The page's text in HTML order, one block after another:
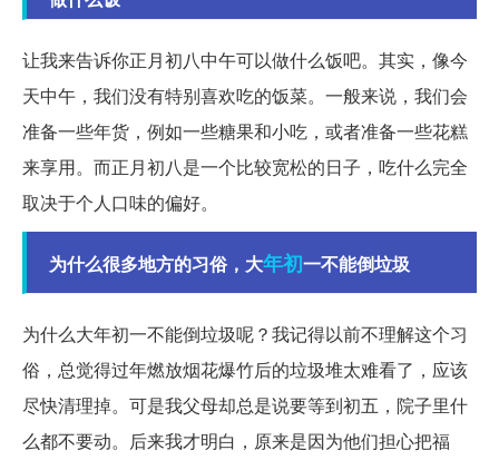
让我来告诉你正月初八中午可以做什么饭吧。其实，像今
天中午，我们没有特别喜欢吃的饭菜。一般来说，我们会
准备一些年货，例如一些糖果和小吃，或者准备一些花糕
来享用。而正月初八是一个比较宽松的日子，吃什么完全
取决于个人口味的偏好。
为什么很多地方的习俗，大年初一不能倒垃圾
为什么大年初一不能倒垃圾呢？我记得以前不理解这个习
俗，总觉得过年燃放烟花爆竹后的垃圾堆太难看了，应该
尽快清理掉。可是我父母却总是说要等到初五，院子里什
么都不要动。后来我才明白，原来是因为他们担心把福